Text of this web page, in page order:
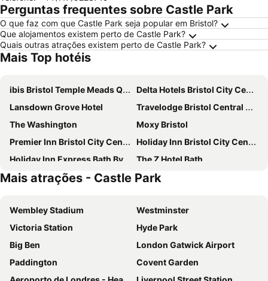
Perguntas frequentes sobre Castle Park
O que faz com que Castle Park seja popular em Bristol?
Que alojamentos existem perto de Castle Park?
Quais outras atrações existem perto de Castle Park?
Mais Top hotéis
ibis Bristol Temple Meads Quay
Delta Hotels Bristol City Centre
Lansdown Grove Hotel
Travelodge Bristol Central Mitchell Lane
The Washington
Moxy Bristol
Premier Inn Bristol City Centre - Finzels Reach
Holiday Inn Bristol City Centre By Ihg
Holiday Inn Express Bath By Ihg
The Z Hotel Bath
Travelodge Bath Waterside
Travelodge Bath City Centre
Travelodge Bath Central
Holiday Inn Bristol - Filton By Ihg
The Bristol Hotel
Travelodge Bristol Filton
Hampton By Hilton Bristol Airport
Mercure Bristol Grand Hotel
Premier Inn Bristol City Centre (Lewins Mead) hotel
Clayton Hotel Bristol City
Mais atrações - Castle Park
Wembley Stadium
Westminster
Victoria Station
Hyde Park
Big Ben
London Gatwick Airport
Paddington
Covent Garden